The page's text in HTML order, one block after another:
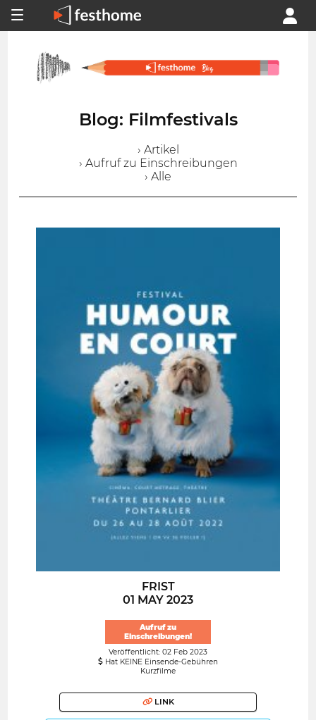
Blog: Filmfestivals
› Artikel
› Aufruf zu Einschreibungen
› Alle
FRIST
01 MAY 2023
Aufruf zu
Einschreibungen!
Veröffentlicht: 02 Feb 2023
Hat KEINE Einsende-Gebühren
Kurzfilme
LINK